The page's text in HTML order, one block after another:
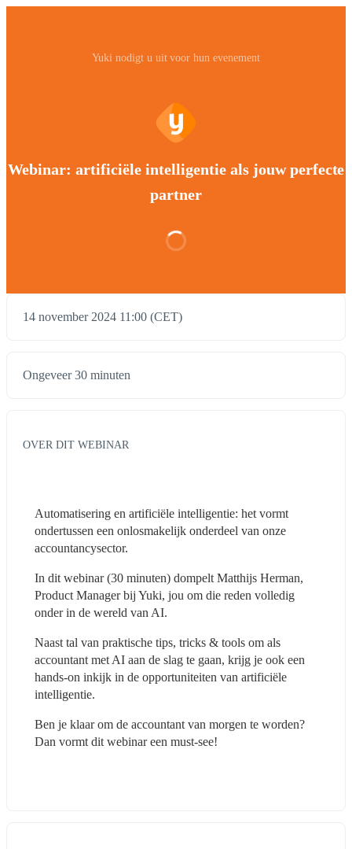
Yuki nodigt u uit voor hun evenement
Webinar: artificiële intelligentie als jouw perfecte
partner
14 november 2024 11:00 (CET)
Ongeveer 30 minuten
OVER DIT WEBINAR
Automatisering en artificiële intelligentie: het vormt
ondertussen een onlosmakelijk onderdeel van onze
accountancysector.
In dit webinar (30 minuten) dompelt Matthijs Herman,
Product Manager bij Yuki, jou om die reden volledig
onder in de wereld van AI.
Naast tal van praktische tips, tricks & tools om als
accountant met AI aan de slag te gaan, krijg je ook een
hands-on inkijk in de opportuniteiten van artificiële
intelligentie.
Ben je klaar om de accountant van morgen te worden?
Dan vormt dit webinar een must-see!